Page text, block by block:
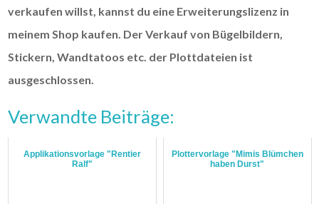
verkaufen willst, kannst du eine Erweiterungslizenz in
meinem Shop kaufen. Der Verkauf von Bügelbildern,
Stickern, Wandtatoos etc. der Plottdateien ist
ausgeschlossen.
Verwandte Beiträge:
Applikationsvorlage "Rentier
Ralf"
Plottervorlage "Mimis Blümchen
haben Durst"